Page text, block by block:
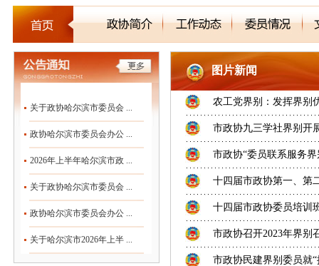
关于政协哈尔滨市委员会 ...
政协哈尔滨市委员会办公 ...
2026年上半年哈尔滨市政 ...
关于政协哈尔滨市委员会 ...
政协哈尔滨市委员会办公 ...
关于哈尔滨市2026年上半 ...
图片新闻
农工党界别：发挥界别
市政协九三学社界别开
市政协“委员联系服务
十四届市政协第一、第
十四届市政协委员培训
市政协召开2023年界别
市政协民建界别委员就